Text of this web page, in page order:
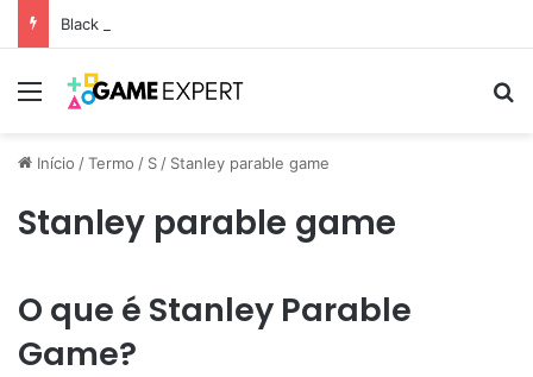
Black Friday: descontos incríveis em eletrônicos
Menu
Início /Termo / S / Stanley parable game
Stanley parable game
O que é Stanley Parable
Game?